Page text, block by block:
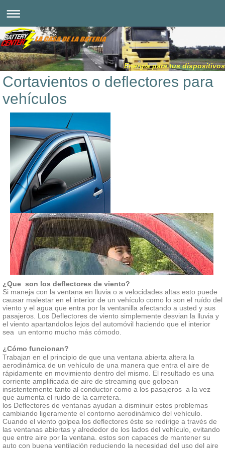
Energía para tus
Cortavientos o deflectores para
vehículos
¿Que son los deflectores de viento?
Si maneja con la ventana en lluvia o a velocidades altas esto puede
causar malestar en el interior de un vehículo como lo son el ruído del
viento y el agua que entra por la ventanilla afectando a usted y sus
pasajeros. Los Deflectores de viento simplemente desvian la lluvia y
el viento apartandolos lejos del automóvil haciendo que el interior
sea un entorno mucho más cómodo.
¿Cómo funcionan?
Trabajan en el principio de que una ventana abierta altera la
aerodinámica de un vehículo de una manera que entra el aire de
rápidamente en movimiento dentro del mismo. El resultado es una
corriente amplificada de aire de streaming que golpean
insistentemente tanto al conductor como a los pasajeros a la vez
que aumenta el ruido de la carretera.
los Deflectores de ventanas ayudan a disminuir estos problemas
cambiando ligeramente el contorno aerodinámico del vehículo.
Cuando el viento golpea los deflectores éste se redirige a través de
las ventanas abiertas y alrededor de los lados del vehículo, evitando
que entre aire por la ventana. estos son capaces de mantener su
auto con buena ventilación reduciendo la necesidad del uso del aire